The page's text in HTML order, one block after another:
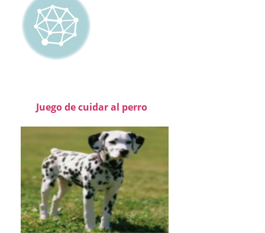
Juego de cuidar al perro